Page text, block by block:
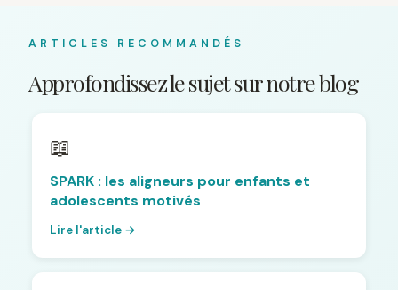
ARTICLES RECOMMANDÉS
Approfondissez le sujet sur notre blog
📖
SPARK : les aligneurs pour enfants et
adolescents motivés
Lire l'article →